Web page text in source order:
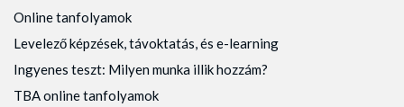
Online tanfolyamok
Levelező képzések, távoktatás, és e-learning
Ingyenes teszt: Milyen munka illik hozzám?
TBA online tanfolyamok